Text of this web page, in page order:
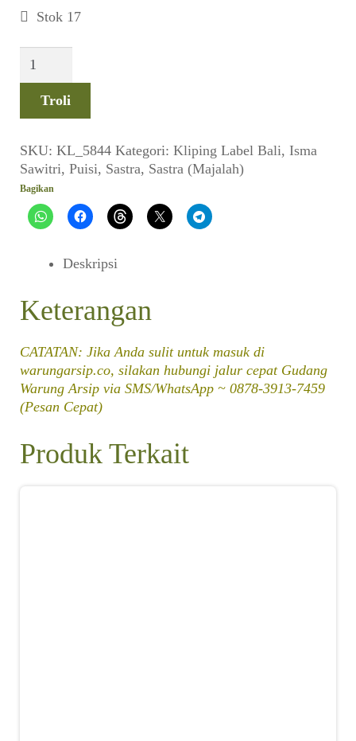
Stok 17
Puisi
Sawitri
Cerita
Purba
dari
Klungkung
(Sastra,
Troli
SKU:KL_5844 Kategori:Kliping LabelBali,Isma
Sawitri,Puisi, Sastra, Sastra (Majalah)
Bagikan
Deskripsi
Keterangan
CATATAN: Jika Anda sulit untuk masuk di
warungarsip.co, silakan hubungi jalur cepat Gudang
Warung Arsip via SMS/WhatsApp ~ 0878-3913-7459
(Pesan Cepat)
Produk Terkait